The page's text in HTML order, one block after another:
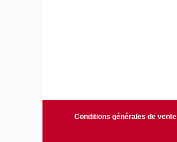
Conditions générales de vente